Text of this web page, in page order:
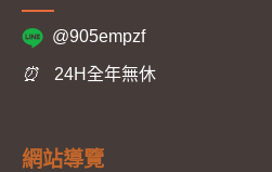
@905empzf
⏰ 24H全年無休
網站導覽